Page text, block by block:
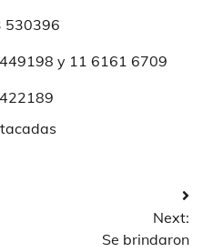
530396
y 11 6161 6709
Next:
Se brindaron